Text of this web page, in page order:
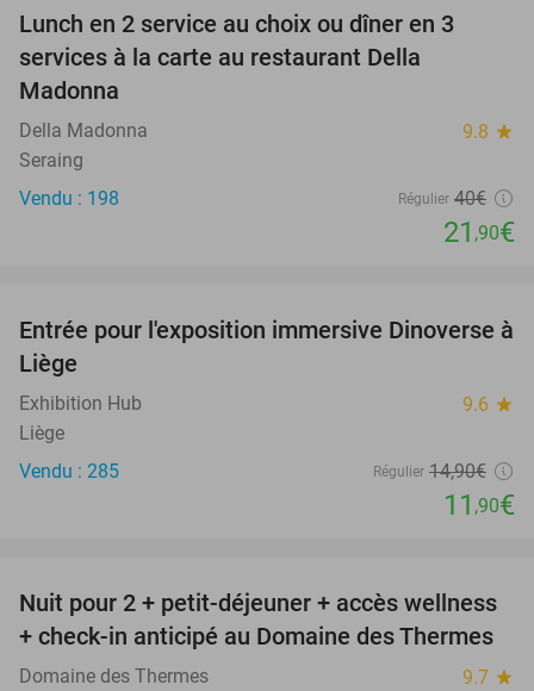
Lunch en 2 service au choix ou dîner en 3
services à la carte au restaurant Della
Madonna
Della Madonna 9.8 star
Seraing
Vendu : 198
Régulier 40€
21 ,90€
20%
Entrée pour l'exposition immersive Dinoverse à
Liège
Exhibition Hub 9.6 star
Liège
Vendu : 285
Régulier 14,90€
11 ,90€
33%
Nuit pour 2 + petit-déjeuner + accès wellness
+ check-in anticipé au Domaine des Thermes
Domaine des Thermes 9.7 star